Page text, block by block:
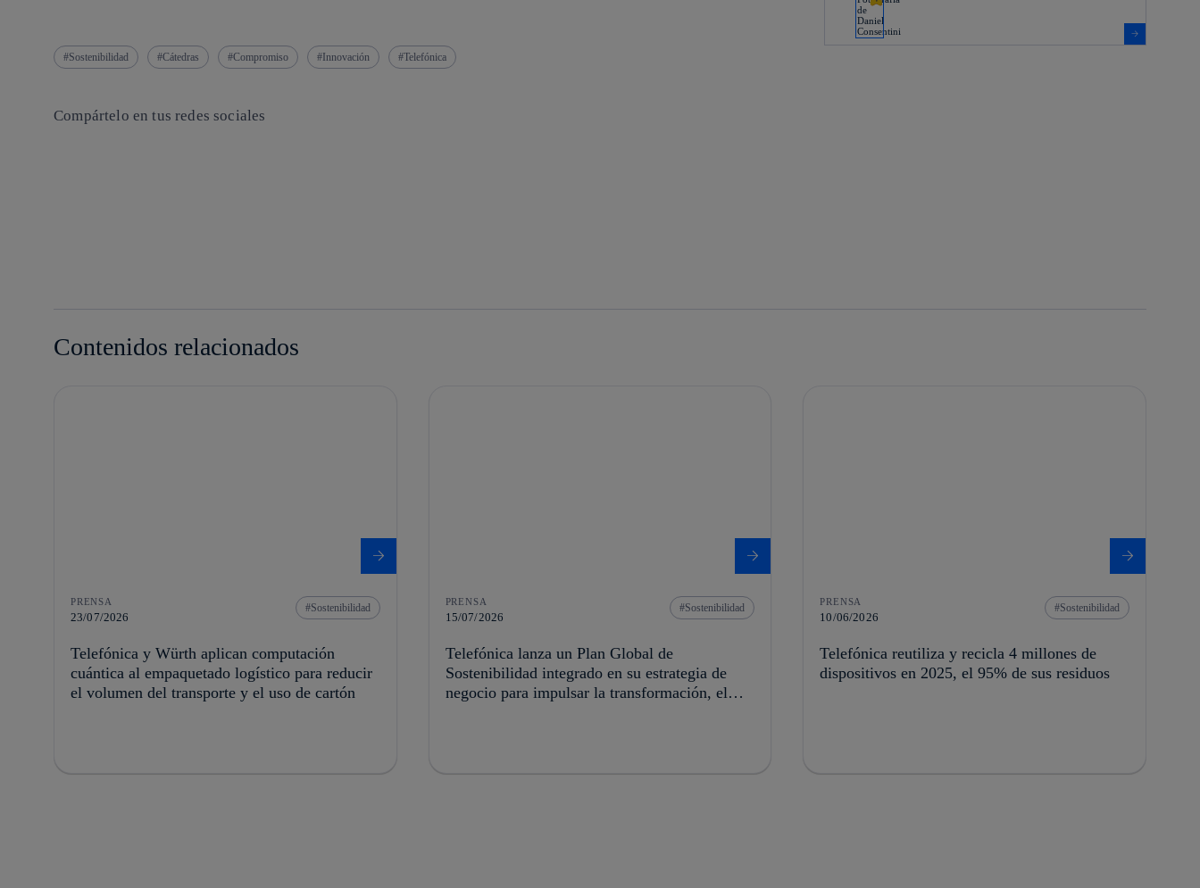
Sostenibilidad Cátedras Compromiso Innovación Telefónica
Compártelo en tus redes sociales
Contenidos relacionados
PRENSA
23/07/2026
Sostenibilidad
Telefónica y Würth aplican computación
cuántica al empaquetado logístico para reducir
el volumen del transporte y el uso de cartón
PRENSA
15/07/2026
Sostenibilidad
Telefónica lanza un Plan Global de
Sostenibilidad integrado en su estrategia de
negocio para impulsar la transformación, el
PRENSA
10/06/2026
Sostenibilidad
Telefónica reutiliza y recicla 4 millones de
dispositivos en 2025, el 95% de sus residuos